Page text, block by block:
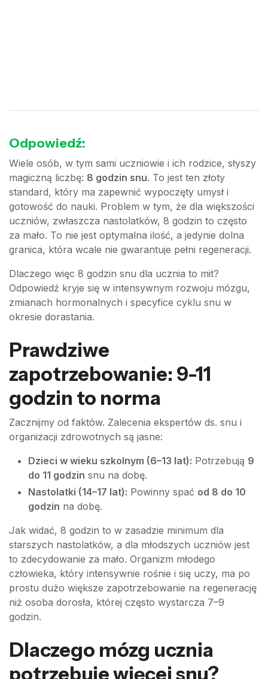
Odpowiedź:
Wiele osób, w tym sami uczniowie i ich rodzice, słyszy
magiczną liczbę: 8 godzin snu. To jest ten złoty
standard, który ma zapewnić wypoczęty umysł i
gotowość do nauki. Problem w tym, że dla większości
uczniów, zwłaszcza nastolatków, 8 godzin to często
za mało. To nie jest optymalna ilość, a jedynie dolna
granica, która wcale nie gwarantuje pełni regeneracji.
Dlaczego więc 8 godzin snu dla ucznia to mit?
Odpowiedź kryje się w intensywnym rozwoju mózgu,
zmianach hormonalnych i specyfice cyklu snu w
okresie dorastania.
Prawdziwe
zapotrzebowanie: 9-11
godzin to norma
Zacznijmy od faktów. Zalecenia ekspertów ds. snu i
organizacji zdrowotnych są jasne:
Dzieci w wieku szkolnym (6–13 lat): Potrzebują 9
do 11 godzin snu na dobę.
Nastolatki (14–17 lat): Powinny spać od 8 do 10
godzin na dobę.
Jak widać, 8 godzin to w zasadzie minimum dla
starszych nastolatków, a dla młodszych uczniów jest
to zdecydowanie za mało. Organizm młodego
człowieka, który intensywnie rośnie i się uczy, ma po
prostu dużo większe zapotrzebowanie na regenerację
niż osoba dorosła, której często wystarcza 7–9
godzin.
Dlaczego mózg ucznia
potrzebuje więcej snu?